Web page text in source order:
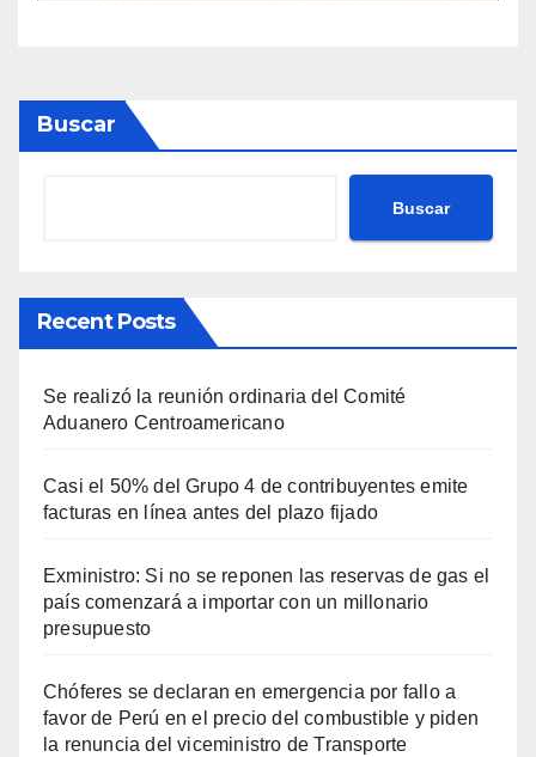
Buscar
Buscar
Recent Posts
Se realizó la reunión ordinaria del Comité
Aduanero Centroamericano
Casi el 50% del Grupo 4 de contribuyentes emite
facturas en línea antes del plazo fijado
Exministro: Si no se reponen las reservas de gas el
país comenzará a importar con un millonario
presupuesto
Chóferes se declaran en emergencia por fallo a
favor de Perú en el precio del combustible y piden
la renuncia del viceministro de Transporte